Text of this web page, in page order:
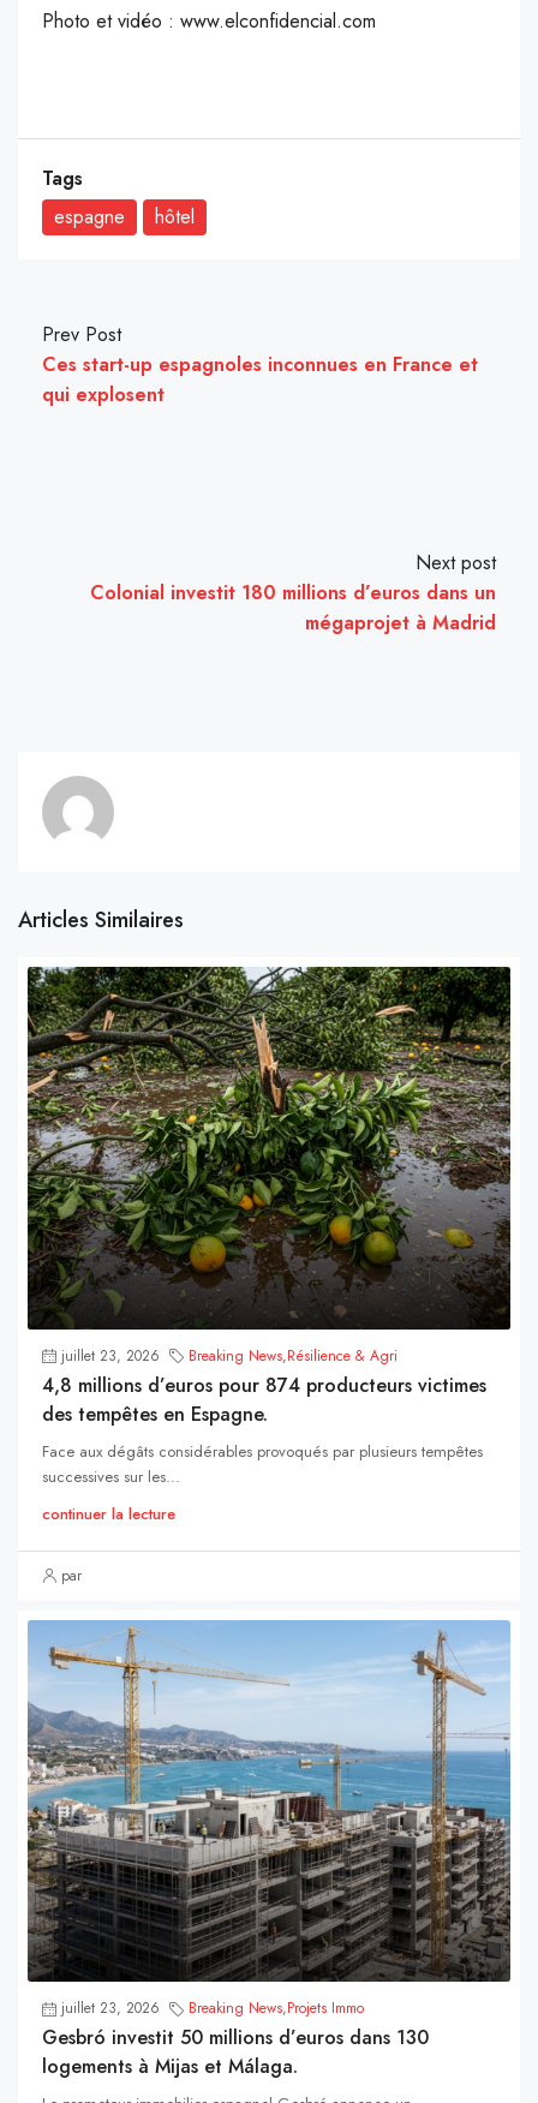
Photo et vidéo : www.elconfidencial.com
Tags
espagne
hôtel
Prev Post
Ces start-up espagnoles inconnues en France et
qui explosent
Next post
Colonial investit 180 millions d’euros dans un
mégaprojet à Madrid
Articles Similaires
juillet 23, 2026 Breaking News,Résilience & Agri
4,8 millions d’euros pour 874 producteurs victimes
des tempêtes en Espagne.
Face aux dégâts considérables provoqués par plusieurs tempêtes
successives sur les...
continuer la lecture
par
juillet 23, 2026 Breaking News,Projets Immo
Gesbró investit 50 millions d’euros dans 130
logements à Mijas et Málaga.